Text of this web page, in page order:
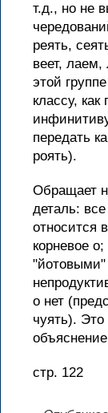
т.д., но не
реять,
веет,
этой
классу,
передать
роять).
Обращает
деталь: все
относится
корневое
о нет
чуять). Это
стр. 122